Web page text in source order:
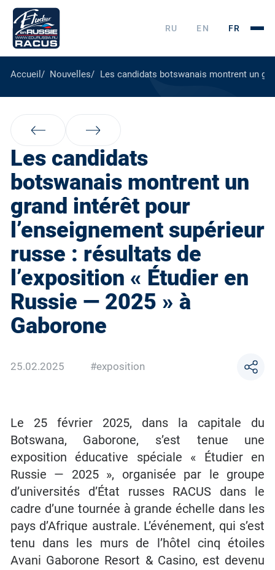
RU EN FR
Accueil Nouvelles Les candidats botswanais montrent un
Les candidats
botswanais montrent un
grand intérêt pour
l’enseignement supérieur
russe : résultats de
l’exposition « Étudier en
Russie — 2025 » à
Gaborone
25.02.2025 #exposition
Le 25 février 2025, dans la capitale du
Botswana, Gaborone, s’est tenue une
exposition éducative spéciale « Étudier en
Russie — 2025 », organisée par le groupe
d’universités d’État russes RACUS dans le
cadre d’une tournée à grande échelle dans les
pays d’Afrique australe. L’événement, qui s’est
tenu dans les murs de l’hôtel cinq étoiles
Avani Gaborone Resort & Casino, est devenu